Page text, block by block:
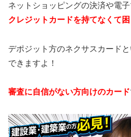
ネットショッピングの決済や電
クレジットカードを持てなくて
デポジット方のネクサスカード
できますよ！
審査に自信がない方向けのカード